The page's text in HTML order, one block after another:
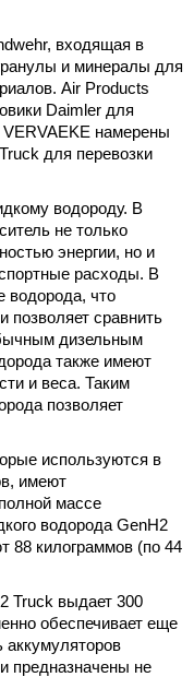
входящая в
и минералы для
Air Products
Daimler для
VERVAEKE намерены
для перевозки
водороду. В
не только
энергии, но и
расходы. В
водорода, что
позволяет сравнить
дизельным
также имеют
и веса. Таким
позволяет
используются в
имеют
массе
водорода GenH2
88 килограммов (по 44
Truck выдает 300
обеспечивает еще
аккумуляторов
предназначены не